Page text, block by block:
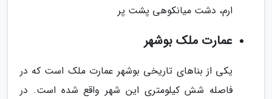
ارم، دشت میانکوهی پشت پر
عمارت ملک بوشهر
یکی از بناهای تاریخی بوشهر عمارت ملک است که در
فاصله شش کیلومتری این شهر واقع شده است. در